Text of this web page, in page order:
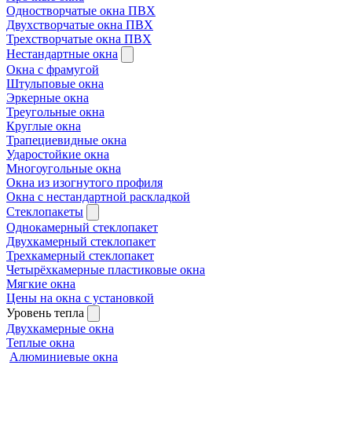
Одностворчатые окна ПВХ
Двухстворчатые окна ПВХ
Трехстворчатые окна ПВХ
Нестандартные окна
Окна с фрамугой
Штульповые окна
Эркерные окна
Треугольные окна
Круглые окна
Трапециевидные окна
Ударостойкие окна
Многоугольные окна
Окна из изогнутого профиля
Окна с нестандартной раскладкой
Стеклопакеты
Однокамерный стеклопакет
Двухкамерный стеклопакет
Трехкамерный стеклопакет
Четырёхкамерные пластиковые окна
Мягкие окна
Цены на окна с установкой
Уровень тепла
Двухкамерные окна
Теплые окна
Алюминиевые окна